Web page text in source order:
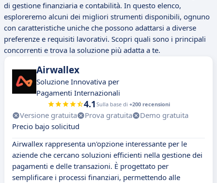
di gestione finanziaria e contabilità. In questo elenco,
esploreremo alcuni dei migliori strumenti disponibili, ognuno
con caratteristiche uniche che possono adattarsi a diverse
preferenze e requisiti lavorativi. Scopri quali sono i principali
concorrenti e trova la soluzione più adatta a te.
Airwallex
Soluzione Innovativa per
Pagamenti Internazionali
4.1 Sulla base di +200 recensioni
Versione gratuita Prova gratuita
Demo gratuita
Precio bajo solicitud
Airwallex rappresenta un'opzione interessante per le
aziende che cercano soluzioni efficienti nella gestione dei
pagamenti e delle transazioni. È progettato per
semplificare i processi finanziari, permettendo alle